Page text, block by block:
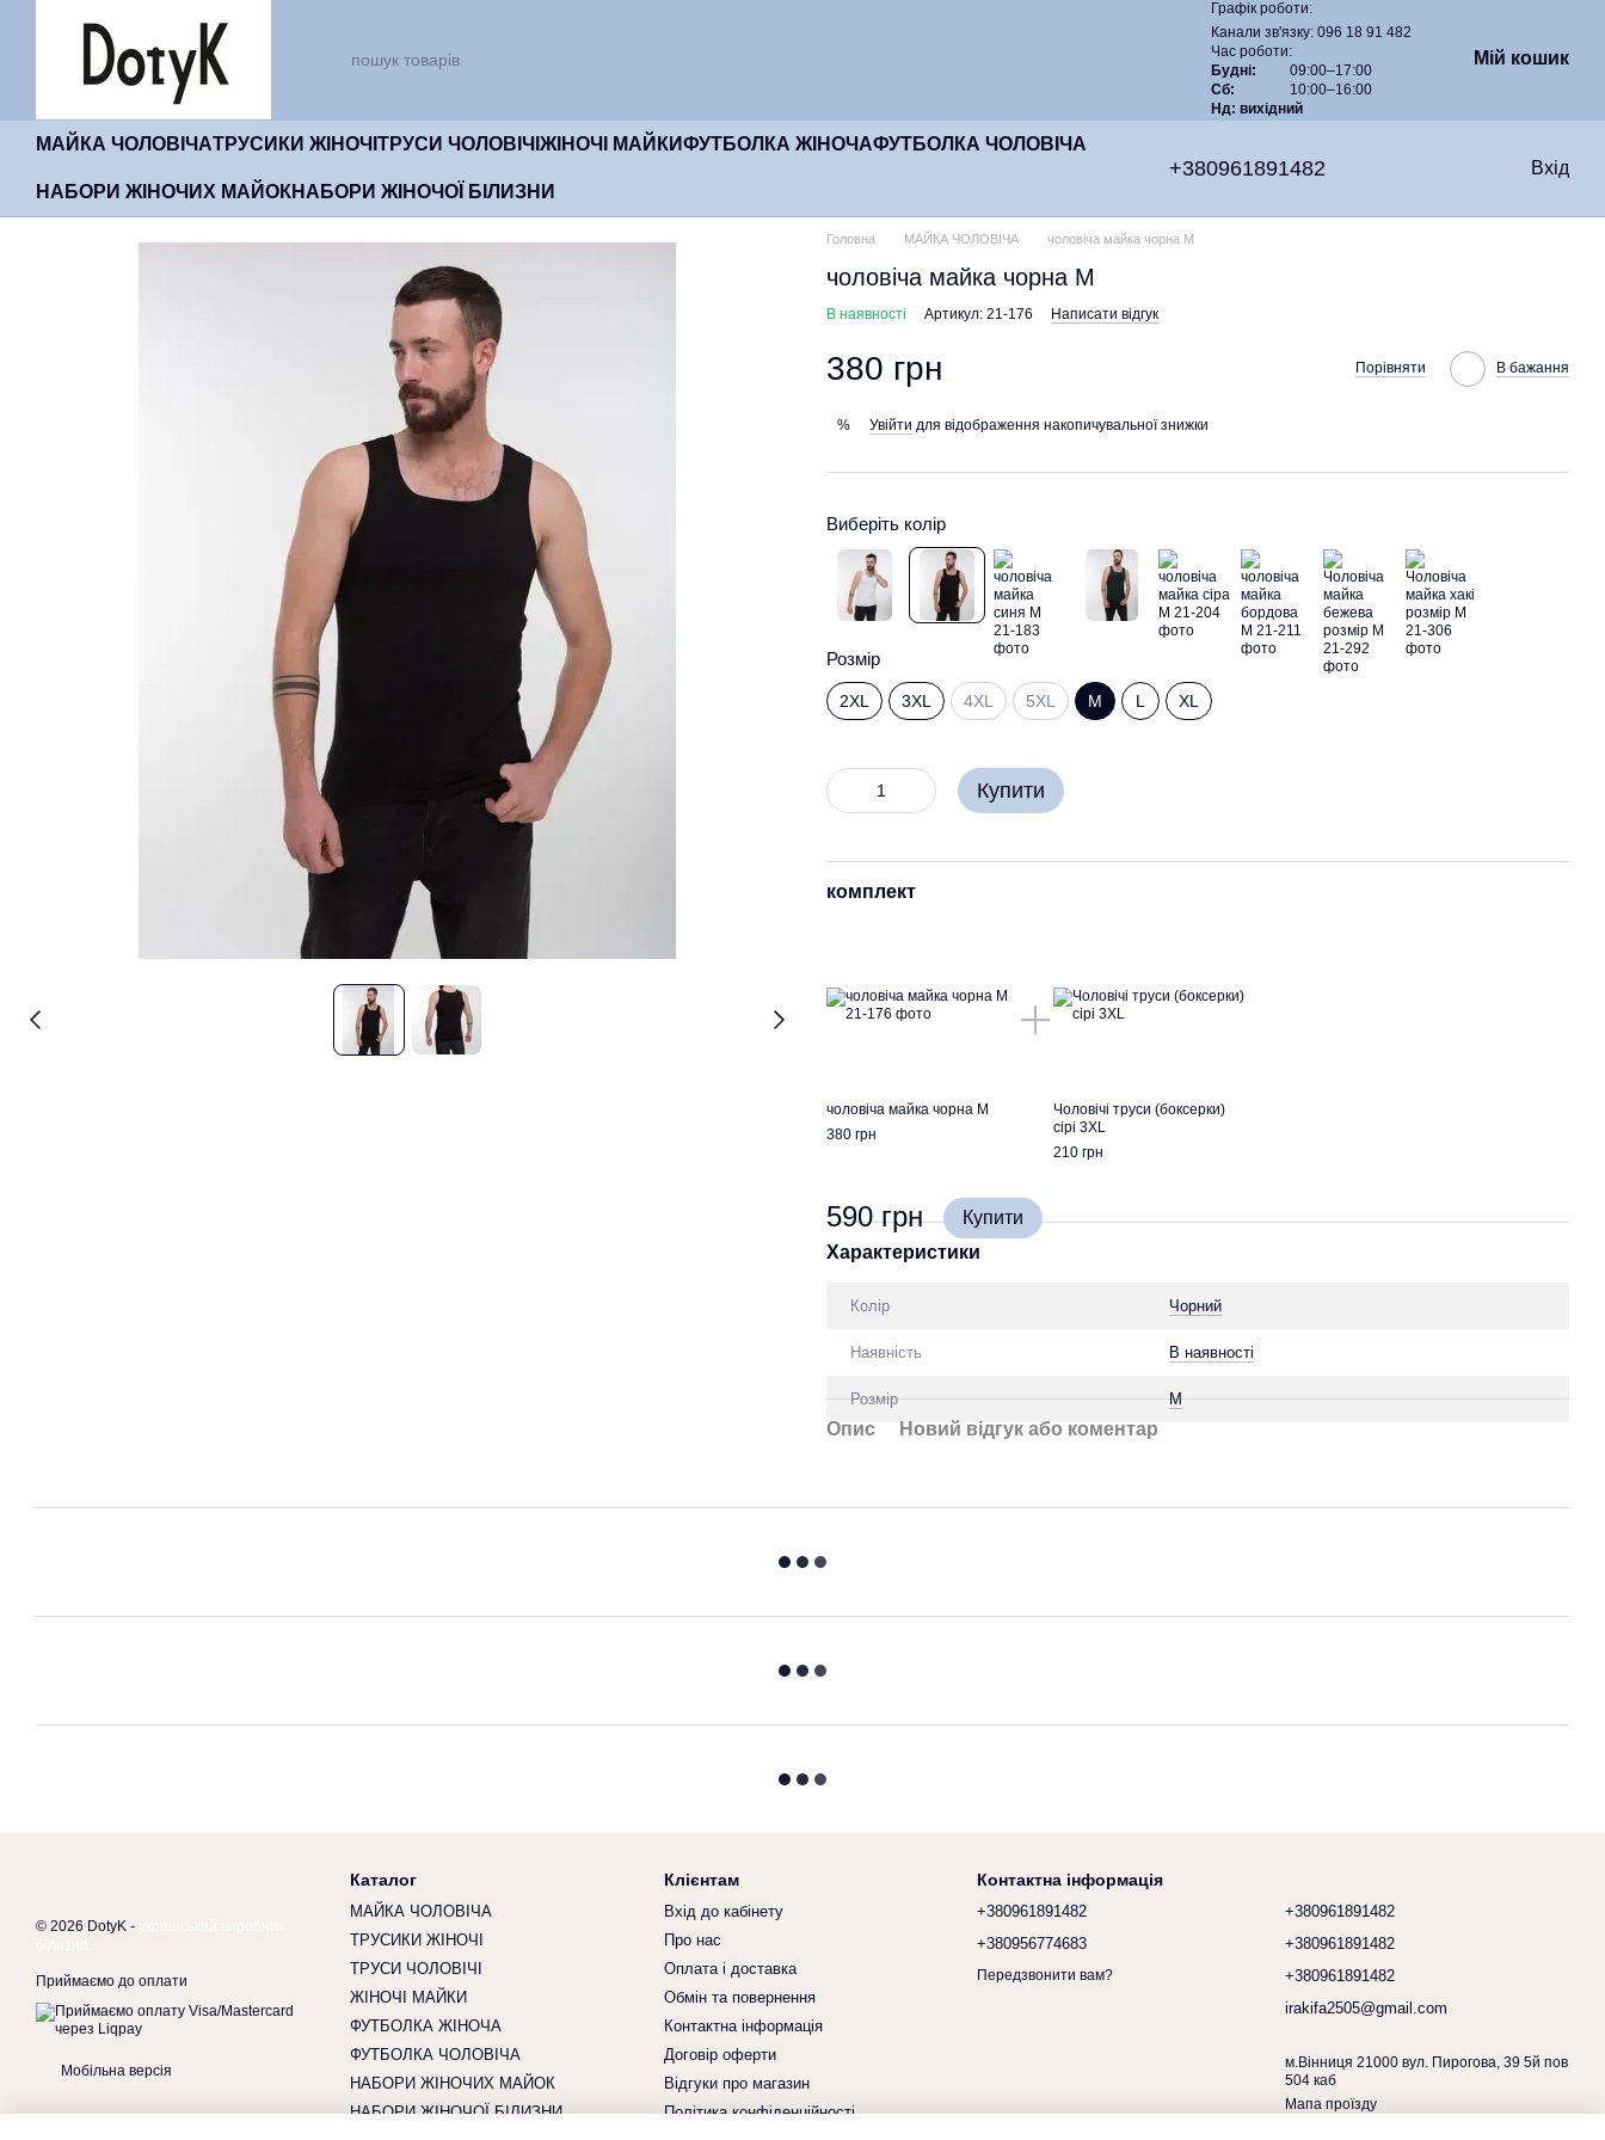
Графік роботи:
Канали зв'язку: 096 18 91 482
Час роботи:
Будні:
09:00–17:00
Сб:
10:00–16:00
Нд: вихідний
Мій кошик
МАЙКА ЧОЛОВІЧАТРУСИКИ ЖІНОЧІ ТРУСИ ЧОЛОВІЧІ ЖІНОЧІ МАЙКИФУТБОЛКА ЖІНОЧАФУТБОЛКА ЧОЛОВІЧА
НАБОРИ ЖІНОЧИХ МАЙОКНАБОРИ ЖІНОЧОЇ БІЛИЗНИ
+380961891482 Вхід
Головна МАЙКА ЧОЛОВІЧА чоловіча майка чорна M
чоловіча майка чорна M
В наявності Артикул: 21-176 Написати відгук
380 грн Порівняти В бажання
% Увійти для відображення накопичувальної знижки
Виберіть колір
Розмір
2XL 3XL 4XL 5XL M L XL
Купити
комплект
чоловіча майка чорна M
380 грн
Чоловічі труси (боксерки)
сірі 3XL
210 грн
590 грн
Купити
Характеристики
Колір Чорний
Наявність В наявності
Розмір M
Опис Новий відгук або коментар
© 2026 DotyK -
Приймаємо до оплати
Мобільна версія
Каталог
МАЙКА ЧОЛОВІЧА
ТРУСИКИ ЖІНОЧІ
ТРУСИ ЧОЛОВІЧІ
ЖІНОЧІ МАЙКИ
ФУТБОЛКА ЖІНОЧА
ФУТБОЛКА ЧОЛОВІЧА
НАБОРИ ЖІНОЧИХ МАЙОК
НАБОРИ ЖІНОЧОЇ БІЛИЗНИ
Клієнтам
Вхід до кабінету
Про нас
Оплата і доставка
Обмін та повернення
Контактна інформація
Договір оферти
Відгуки про магазин
Політика конфіденційності
Контактна інформація
+380961891482
+380956774683
Передзвонити вам?
+380961891482
+380961891482
+380961891482
irakifa2505@gmail.com
м.Вінниця 21000 вул. Пирогова, 39 5й пов
504 каб
Мапа проїзду